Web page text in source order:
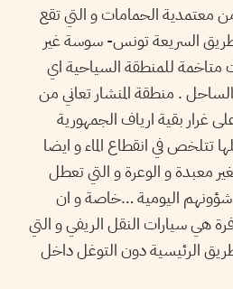
من معتمدية الحمامات و التي تقع
السريعة تونس- سوسة غير
متاخمة للمنطقة السياحية اي
. منطقة المنشار تعاني من
غرار بقية ارياف الجمهورية
تتلخص في انقطاع الماء و ايضا
معبدة و الوعرة و التي تعطل
شؤونهم اليومية …خاصة و ان
هي سيارات النقل الريفي و التي
الرئيسية دون التوغل داخل